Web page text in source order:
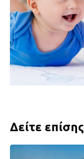
Δείτε επίσης